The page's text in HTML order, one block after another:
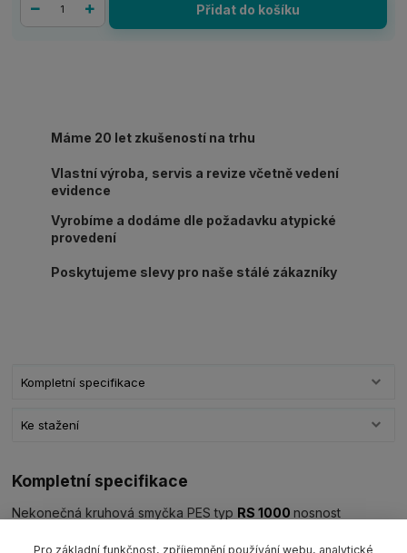
Přidat do košíku
Máme 20 let zkušeností na trhu
Vlastní výroba, servis a revize včetně vedení
evidence
Vyrobíme a dodáme dle požadavku atypické
provedení
Poskytujeme slevy pro naše stálé zákazníky
Kompletní specifikace
Ke stažení
Kompletní specifikace
Nekonečná kruhová smyčka PES typ RS 1000nosnost
Pro základní funkčnost, zpříjemnění používání webu, analytické